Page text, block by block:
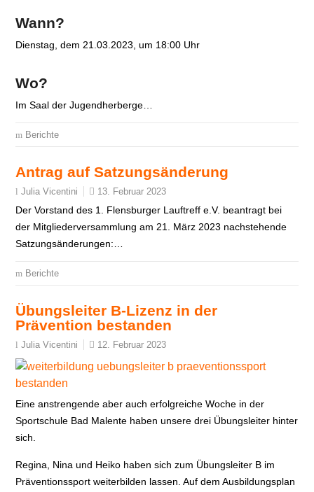
Wann?
Dienstag, dem 21.03.2023, um 18:00 Uhr
Wo?
Im Saal der Jugendherberge…
Berichte
Antrag auf Satzungsänderung
Julia Vicentini 13. Februar 2023
Der Vorstand des 1. Flensburger Lauftreff e.V. beantragt bei
der Mitgliederversammlung am 21. März 2023 nachstehende
Satzungsänderungen:…
Berichte
Übungsleiter B-Lizenz in der
Prävention bestanden
Julia Vicentini 12. Februar 2023
Eine anstrengende aber auch erfolgreiche Woche in der
Sportschule Bad Malente haben unsere drei Übungsleiter hinter
sich.
Regina, Nina und Heiko haben sich zum Übungsleiter B im
Präventionssport weiterbilden lassen. Auf dem Ausbildungsplan